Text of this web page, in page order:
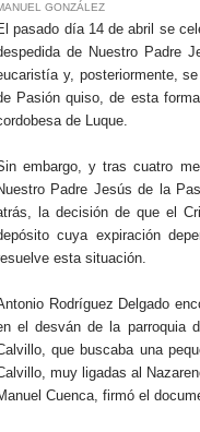
GONZÁLEZ
pasado día 14 de abril se
de Nuestro Padre
y, posteriormente,
Pasión quiso, de esta
de Luque.
embargo, y tras cuatro
Padre Jesús de la
la decisión de que el
cuya expiración
esta situación.
Rodríguez Delgado
el desván de la parroquia
que buscaba una
muy ligadas al
Cuenca, firmó el